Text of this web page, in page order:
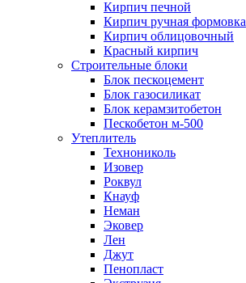
Кирпич печной
Кирпич ручная формовка
Кирпич облицовочный
Красный кирпич
Строительные блоки
Блок пескоцемент
Блок газосиликат
Блок керамзитобетон
Пескобетон м-500
Утеплитель
Технониколь
Изовер
Роквул
Кнауф
Неман
Эковер
Лен
Джут
Пенопласт